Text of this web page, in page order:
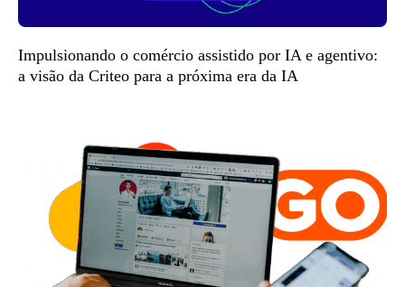
Impulsionando o comércio assistido por IA e agentivo:
a visão da Criteo para a próxima era da IA